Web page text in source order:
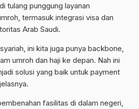
tulang punggung layanan
termasuk integrasi visa dan
Arab Saudi.
ini kita juga punya backbone,
umroh dan haji ke depan. Nah ini
solusi yang baik untuk payment
fasilitas di dalam negeri,